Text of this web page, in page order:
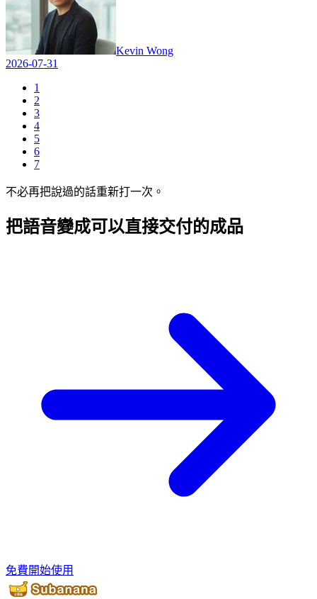
Kevin Wong
2026-07-31
1
2
3
4
5
6
7
不必再把說過的話重新打一次。
把語音變成可以直接交付的成品
免費開始使用